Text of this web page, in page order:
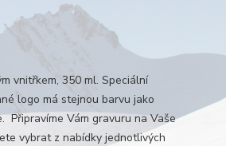
vnitřkem, 350 ml. Speciální
logo má stejnou barvu jako
Připravíme Vám gravuru na Vaše
vybrat z nabídky jednotlivých